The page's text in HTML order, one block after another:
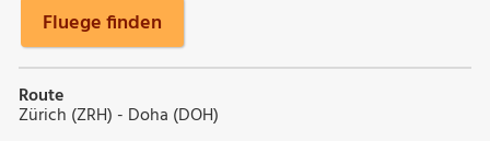
Fluege finden
Route
Zürich (ZRH) - Doha (DOH)